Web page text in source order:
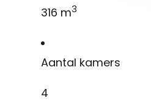
316 m3
Aantal kamers
4